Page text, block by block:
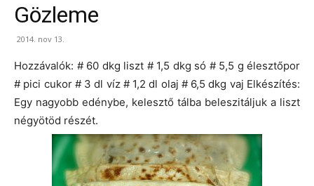
Gözleme
2014. nov 13.
Hozzávalók: # 60 dkg liszt # 1,5 dkg só # 5,5 g élesztőpor
# pici cukor # 3 dl víz # 1,2 dl olaj # 6,5 dkg vaj Elkészítés:
Egy nagyobb edénybe, kelesztő tálba beleszitáljuk a liszt
négyötöd részét.